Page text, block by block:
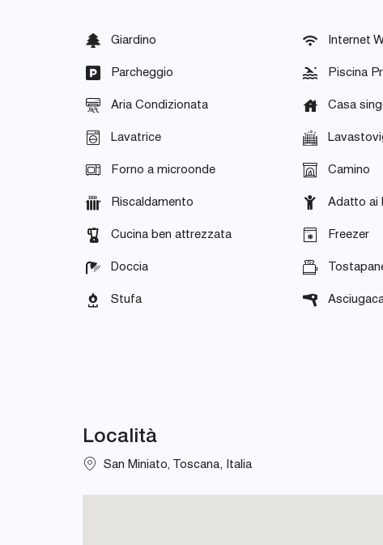
Giardino Internet
Parcheggio Piscina
Aria Condizionata Casa
Lavatrice
Forno a microonde Camino
Riscaldamento Adatto ai
Cucina ben attrezzata Freezer
Doccia
Stufa
Località
San Miniato, Toscana, Italia